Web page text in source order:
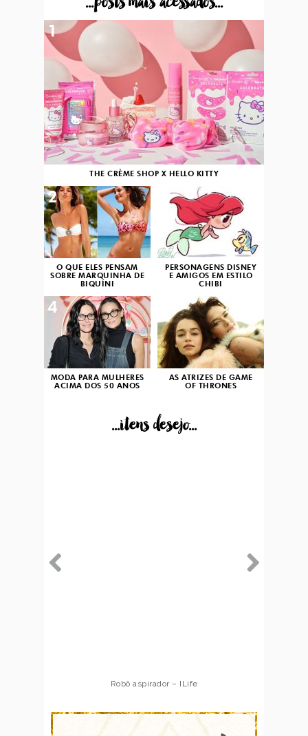
THE CRÈME SHOP X HELLO KITTY
1
O QUE ELES PENSAM
SOBRE MARQUINHA DE
BIQUÍNI
2
PERSONAGENS DISNEY
E AMIGOS EM ESTILO
CHIBI
3
MODA PARA MULHERES
ACIMA DOS 50 ANOS
4
AS ATRIZES DE GAME
OF THRONES
...itens desejo...
Robô aspirador – ILife